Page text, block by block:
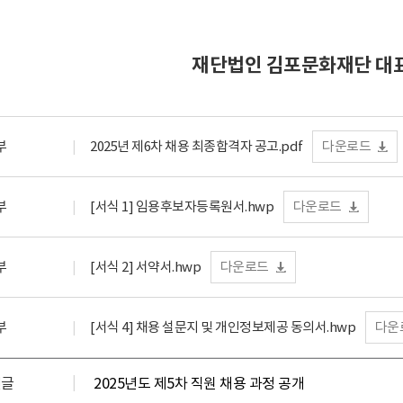
재단법인 김포문화재단 대
2025년 제6차 채용 최종합격자 공고.pdf 다운로드
[서식 1] 임용후보자등록원서.hwp 다운로드
[서식 2] 서약서.hwp 다운로드
[서식 4] 채용 설문지 및 개인정보제공 동의서.hwp 다운
2025년도 제5차 직원 채용 과정 공개